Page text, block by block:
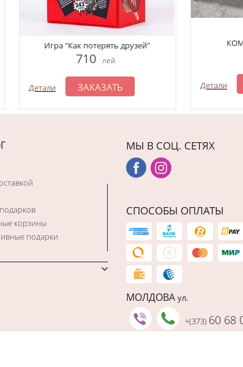
Игра "Как потерять друзей"
710 лей
Детали ЗАКАЗАТЬ Детали
корзины
подарки
МЫ В СОЦ. СЕТЯХ
СПОСОБЫ ОПЛАТЫ
МОЛДОВА ул.
+(373) 60 68